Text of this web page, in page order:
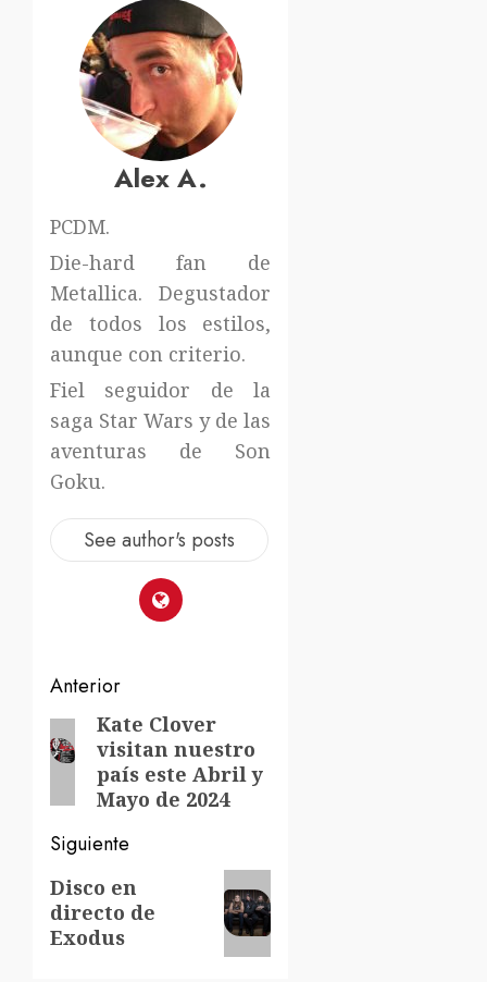
Alex A.
PCDM.
Die-hard fan de
Metallica. Degustador
de todos los estilos,
aunque con criterio.
Fiel seguidor de la
saga Star Wars y de las
aventuras de Son
Goku.
See author's posts
Navegación
de
entradas
Anterior
Entrada
anterior:
Kate Clover
visitan nuestro
país este Abril y
Mayo de 2024
Siguiente
Siguiente
entrada:
Disco en
directo de
Exodus